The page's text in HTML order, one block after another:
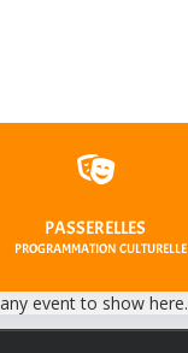
PASSERELLES
PROGRAMMATION CULTURELLE
event to show here.